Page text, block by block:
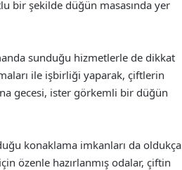
bir şekilde düğün masasında yer
sunduğu hizmetlerle de dikkat
ile işbirliği yaparak, çiftlerin
gecesi, ister görkemli bir düğün
konaklama imkanları da oldukça
özenle hazırlanmış odalar, çiftin